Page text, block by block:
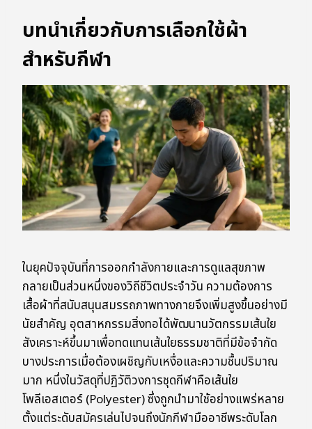
บทนำเกี่ยวกับการเลือกใช้ผ้า
สำหรับกีฬา
ในยุคปัจจุบันที่การออกกำลังกายและการดูแลสุขภาพ
กลายเป็นส่วนหนึ่งของวิถีชีวิตประจำวัน ความต้องการ
เสื้อผ้าที่สนับสนุนสมรรถภาพทางกายจึงเพิ่มสูงขึ้นอย่างมี
นัยสำคัญ อุตสาหกรรมสิ่งทอได้พัฒนานวัตกรรมเส้นใย
สังเคราะห์ขึ้นมาเพื่อทดแทนเส้นใยธรรมชาติที่มีข้อจำกัด
บางประการเมื่อต้องเผชิญกับเหงื่อและความชื้นปริมาณ
มาก หนึ่งในวัสดุที่ปฏิวัติวงการชุดกีฬาคือเส้นใย
โพลีเอสเตอร์ (Polyester) ซึ่งถูกนำมาใช้อย่างแพร่หลาย
ตั้งแต่ระดับสมัครเล่นไปจนถึงนักกีฬามืออาชีพระดับโลก